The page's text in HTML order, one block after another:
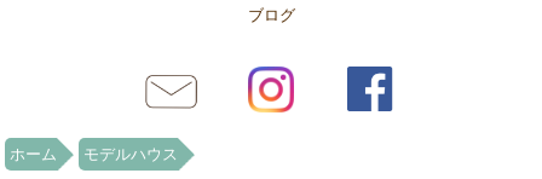
ブログ
ホーム モデルハウス